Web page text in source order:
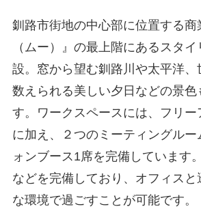
釧路市街地の中心部に位置する商
（ムー）』の最上階にあるスタ
設。窓から望む釧路川や太平洋、
数えられる美しい夕日などの景
す。ワークスペースには、フリ
に加え、２つのミーティングルー
ォンブース1席を完備しています
などを完備しており、オフィスと
な環境で過ごすことが可能です。